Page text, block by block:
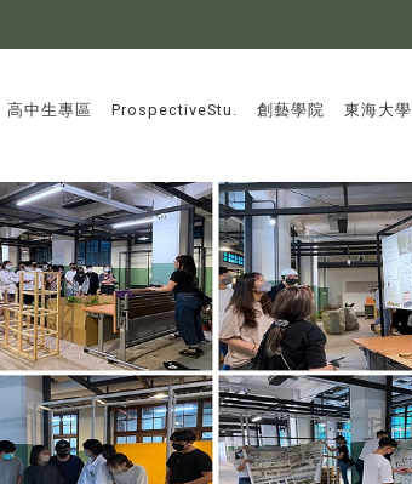
:::
高中生專區 ProspectiveStu. 創藝學院 東海大學